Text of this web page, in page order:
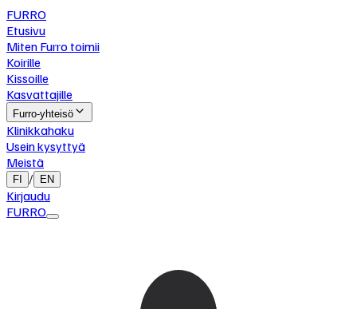
FURRO
Etusivu
Miten Furro toimii
Koirille
Kissoille
Kasvattajille
Furro-yhteisö
Klinikkahaku
Usein kysyttyä
Meistä
FI / EN
Kirjaudu
FURRO